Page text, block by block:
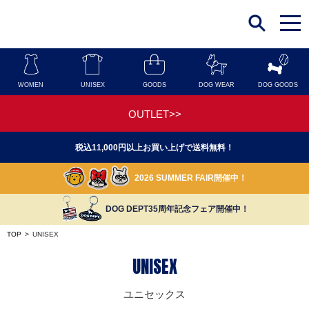
t
o
g
n
a
o
WOMEN UNISEX GOODS DOG WEAR DOG GOODS
OUTLET>>
税込11,000円以上お買い上げで送料無料！
2026 SUMMER FAIR開催中！
DOG DEPT35周年記念フェア開催中！
TOP > UNISEX
UNISEX
ユニセックス